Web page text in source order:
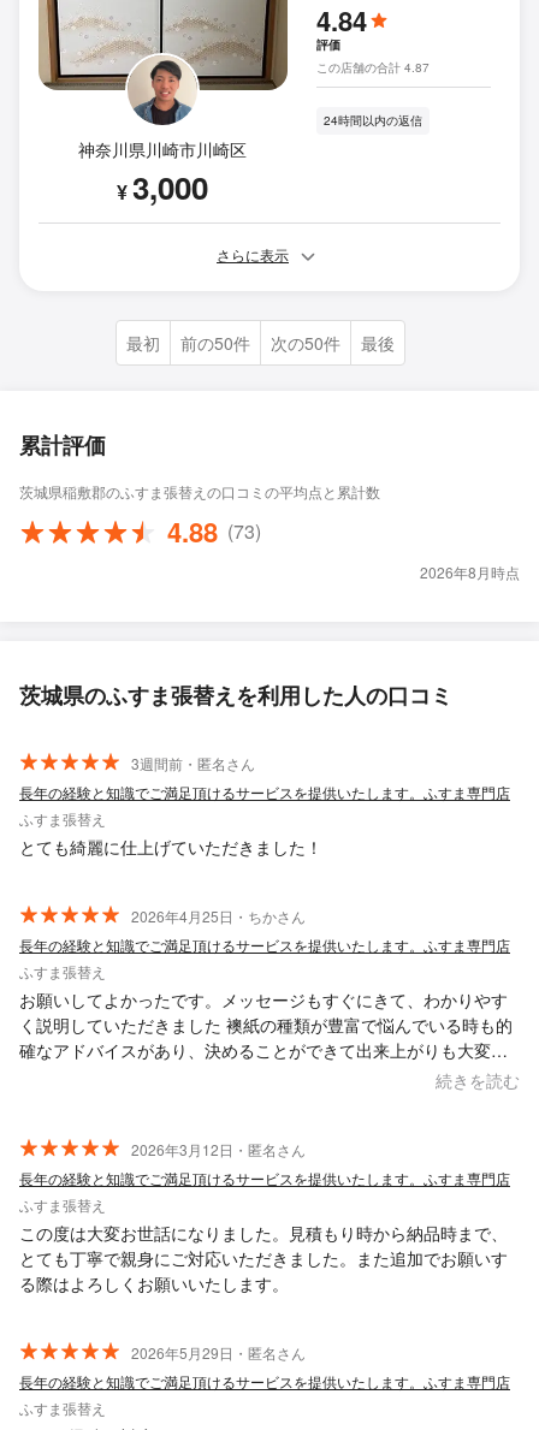
神奈川県川崎市川崎区
¥3,000
4.84
評価
この店舗の合計 4.87
24時間以内の返信
さらに表示
最初 前の50件 次の50件 最後
累計評価
茨城県稲敷郡のふすま張替えの口コミの平均点と累計数
4.88 (73)
2026年8月時点
茨城県のふすま張替えを利用した人の口コミ
3週間前・匿名さん
長年の経験と知識でご満足頂けるサービスを提供いたします。ふすま専門店
ふすま張替え
とても綺麗に仕上げていただきました！
2026年4月25日・ちかさん
長年の経験と知識でご満足頂けるサービスを提供いたします。ふすま専門店
ふすま張替え
お願いしてよかったです。メッセージもすぐにきて、わかりやす
く説明していただきました 襖紙の種類が豊富で悩んでいる時も的
確なアドバイスがあり、決めることができて出来上がりも大変綺
麗で、部屋も明るい感じになりよかったです ありがとうございま
続きを読む
2026年3月12日・匿名さん
長年の経験と知識でご満足頂けるサービスを提供いたします。ふすま専門店
ふすま張替え
この度は大変お世話になりました。見積もり時から納品時まで、
とても丁寧で親身にご対応いただきました。また追加でお願いす
る際はよろしくお願いいたします。
2026年5月29日・匿名さん
長年の経験と知識でご満足頂けるサービスを提供いたします。ふすま専門店
ふすま張替え